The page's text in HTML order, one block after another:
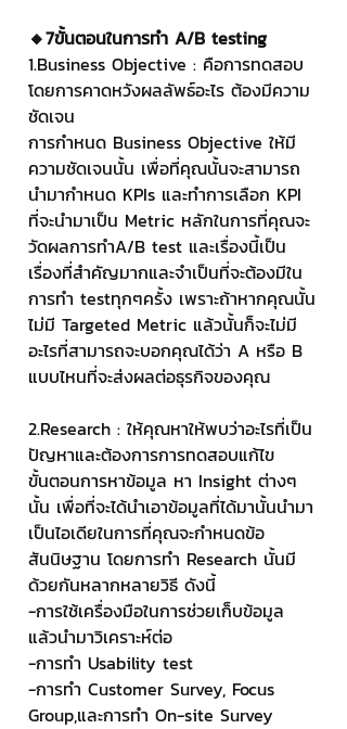
🔸7ขั้นตอนในการทำ A/B testing
1.Business Objective : คือการทดสอบ
โดยการคาดหวังผลลัพธ์อะไร ต้องมีความ
ชัดเจน
การกำหนด Business Objective ให้มี
ความชัดเจนนั้น เพื่อที่คุณนั้นจะสามารถ
นำมากำหนด KPIs และทำการเลือก KPI
ที่จะนำมาเป็น Metric หลักในการที่คุณจะ
วัดผลการทำA/B test และเรื่องนี้เป็น
เรื่องที่สำคัญมากและจำเป็นที่จะต้องมีใน
การทำ testทุกๆครั้ง เพราะถ้าหากคุณนั้น
ไม่มี Targeted Metric แล้วนั้นก็จะไม่มี
อะไรที่สามารถจะบอกคุณได้ว่า A หรือ B
แบบไหนที่จะส่งผลต่อธุรกิจของคุณ
2.Research : ให้คุณหาให้พบว่าอะไรที่เป็น
ปัญหาและต้องการการทดสอบแก้ไข
ขั้นตอนการหาข้อมูล หา Insight ต่างๆ
นั้น เพื่อที่จะได้นำเอาข้อมูลที่ได้มานั้นนำมา
เป็นไอเดียในการที่คุณจะกำหนดข้อ
สันนิษฐาน โดยการทำ Research นั้นมี
ด้วยกันหลากหลายวิธี ดังนี้
-การใช้เครื่องมือในการช่วยเก็บข้อมูล
แล้วนำมาวิเคราะห์ต่อ
-การทำ Usability test
-การทำ Customer Survey, Focus
Group,และการทำ On-site Survey